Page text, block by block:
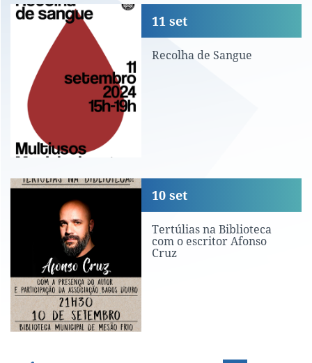
Recolha de Sangue
Recolha de Sangue
11 set
Tertúlias na Biblioteca com o escritor
Tertúlias na Biblioteca
com o escritor Afonso
Cruz
10 set